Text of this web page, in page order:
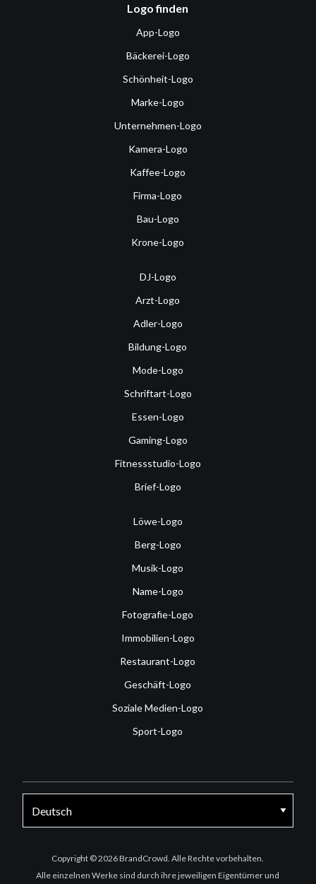
Logo finden
App-Logo
Bäckerei-Logo
Schönheit-Logo
Marke-Logo
Unternehmen-Logo
Kamera-Logo
Kaffee-Logo
Firma-Logo
Bau-Logo
Krone-Logo
DJ-Logo
Arzt-Logo
Adler-Logo
Bildung-Logo
Mode-Logo
Schriftart-Logo
Essen-Logo
Gaming-Logo
Fitnessstudio-Logo
Brief-Logo
Löwe-Logo
Berg-Logo
Musik-Logo
Name-Logo
Fotografie-Logo
Immobilien-Logo
Restaurant-Logo
Geschäft-Logo
Soziale Medien-Logo
Sport-Logo
Copyright © 2026 BrandCrowd. Alle Rechte vorbehalten.
Alle einzelnen Werke sind durch ihre jeweiligen Eigentümer und